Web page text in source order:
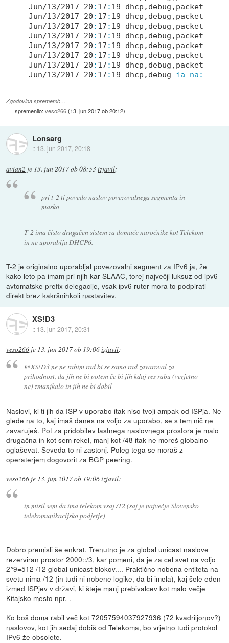
Jun/13/2017 20 : 17 : 19 dhcp,debug,packet
Jun/13/2017 20 : 17 : 19 dhcp,debug,packet
Jun/13/2017 20 : 17 : 19 dhcp,debug,packet
Jun/13/2017 20 : 17 : 19 dhcp,debug,packet   -
Jun/13/2017 20 : 17 : 19 dhcp,debug,packet
Jun/13/2017 20 : 17 : 19 dhcp,debug,packet
Jun/13/2017 20 : 17 : 19 dhcp,debug,packet
Jun/13/2017 20 : 17 : 19 dhcp,debug ia_na:
Zgodovina sprememb…
spremenilo:veso266(13. jun 2017 ob 20:12)
Lonsarg
:: 13. jun 2017, 20:18
avian2 je 13. jun 2017 ob 08:53izjavil:
pri t-2 ti povedo naslov povezovalnega segmenta in
masko
T-2 ima čisto drugačen sistem za domače naročnike kot Telekom
in ne uporablja DHCP6.
T-2 je originalno uporabljal povezovalni segment za IPv6 ja, že
kako leto pa imam pri njih kar SLAAC, torej največji luksuz od ipv6
avtomatske prefix delegacije, vsak ipv6 ruter mora to podpirati
direkt brez kakršnihkoli nastavitev.
XS!D3
:: 13. jun 2017, 20:31
veso266 je 13. jun 2017 ob 19:06izjavil:
@XS!D3 ne ne rabim rad bi se samo rad zavaroval za
prihodnost, da jih ne bi potem če bi jih kdaj res rabu (verjetno
ne) zmanjkalo in jih ne bi dobil
Naslovi, ki ti jih da ISP v uporabo itak niso tvoji ampak od ISPja. Ne
glede na to, kaj imaš danes na voljo za uporabo, se s tem nič ne
zavaruješ. Pot za pridobitev lastnega naslovnega prostora je malo
drugačna in kot sem rekel, manj kot /48 itak ne moreš globalno
oglaševat. Seveda to ni zastonj. Poleg tega se moraš z
operaterjem dogovorit za BGP peering.
veso266 je 13. jun 2017 ob 19:06izjavil:
in misil sem da ima telekom vsaj /12 (saj je največje Slovensko
telekomunikacijsko podjetje)
Dobro premisli še enkrat. Trenutno je za global unicast naslove
rezerviran prostor 2000::/3, kar pomeni, da je za cel svet na voljo
2^9=512 /12 global unicast blokov.... Praktično nobena entiteta na
svetu nima /12 (in tudi ni nobene logike, da bi imela), kaj šele eden
izmed ISPjev v državi, ki šteje manj prebivalcev kot malo večje
Kitajsko mesto npr. .
Ko boš doma rabil več kot 72057594037927936 (72 kvadriljonov?)
naslovov, kot jih sedaj dobiš od Telekoma, bo vrjetno tudi protokol
IPv6 že obsolete.